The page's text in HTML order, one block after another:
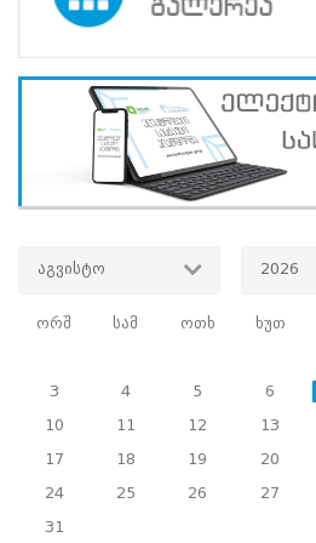
ჩატარდება
საარჩევნო
კომისიების
ხელმძღვანელი
კენჭისყრა
ტექნოლოგიების
წარიმართება
IV
გრაფიკი
სწავლების
ცენტრის
აგვისტო 2026
ორშ სამ ოთხ ხუთ
3
4 5 6
10
11 12 13
17
18 19 20
24
25 26 27
31